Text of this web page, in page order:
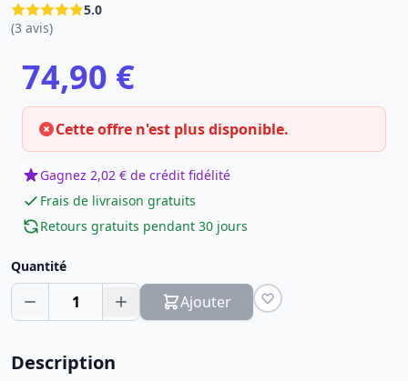
5.0
(3 avis)
74,90 €
Cette offre n'est plus disponible.
Gagnez 2,02 € de crédit fidélité
Frais de livraison gratuits
Retours gratuits pendant 30 jours
Quantité
1 Ajouter
Description